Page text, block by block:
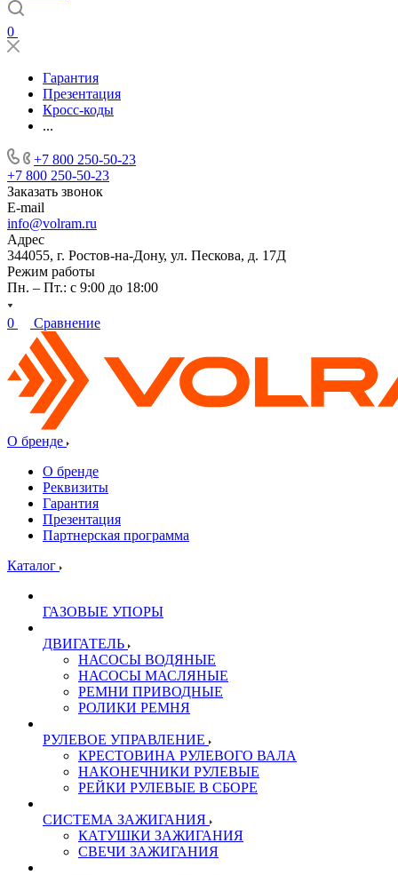
0
Гарантия
Презентация
Кросс-коды
...
+7 800 250-50-23
+7 800 250-50-23
Заказать звонок
E-mail
info@volram.ru
Адрес
344055, г. Ростов-на-Дону, ул. Пескова, д. 17Д
Режим работы
Пн. – Пт.: с 9:00 до 18:00
0 Сравнение
О бренде
О бренде
Реквизиты
Гарантия
Презентация
Партнерская программа
Каталог
ГАЗОВЫЕ УПОРЫ
ДВИГАТЕЛЬ
НАСОСЫ ВОДЯНЫЕ
НАСОСЫ МАСЛЯНЫЕ
РЕМНИ ПРИВОДНЫЕ
РОЛИКИ РЕМНЯ
РУЛЕВОЕ УПРАВЛЕНИЕ
КРЕСТОВИНА РУЛЕВОГО ВАЛА
НАКОНЕЧНИКИ РУЛЕВЫЕ
РЕЙКИ РУЛЕВЫЕ В СБОРЕ
СИСТЕМА ЗАЖИГАНИЯ
КАТУШКИ ЗАЖИГАНИЯ
СВЕЧИ ЗАЖИГАНИЯ